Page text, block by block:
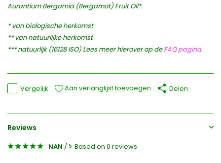
Aurantium Bergamia (Bergamot) Fruit Oil*.
* van biologische herkomst
** van natuurlijke herkomst
*** natuurlijk (16128 ISO) Lees meer hierover op deFAQ pagina.
Vergelijk Aan verlanglijst toevoegen Delen
Reviews
NAN / 5 Based on 0 reviews